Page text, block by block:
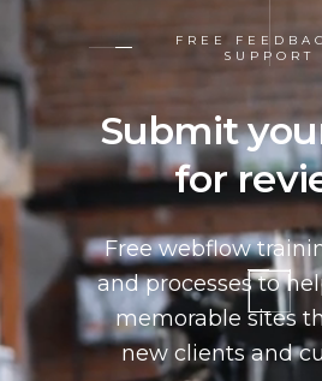
FREE
SUPPORT
Submit
for
Free webflow
and processes to
memorable sites
new clients and